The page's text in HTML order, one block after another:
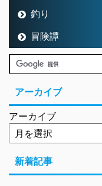
釣り
冒険譚
アーカイブ
アーカイブ
新着記事